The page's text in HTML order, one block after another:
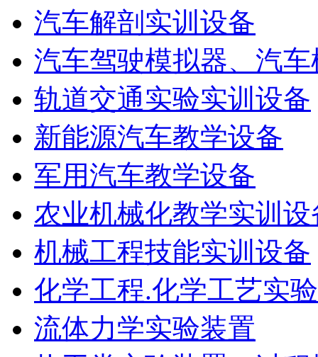
汽车解剖实训设备
汽车驾驶模拟器、汽车
轨道交通实验实训设备
新能源汽车教学设备
军用汽车教学设备
农业机械化教学实训设
机械工程技能实训设备
化学工程.化学工艺实
流体力学实验装置